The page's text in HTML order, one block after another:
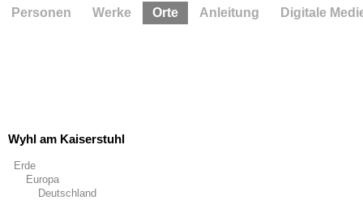
Wyhl am Kaiserstuhl
Erde
Europa
Deutschland
Personen Werke Orte Anleitung Digitale